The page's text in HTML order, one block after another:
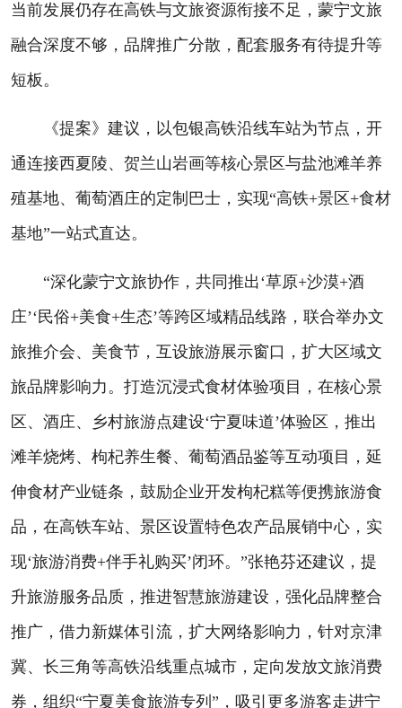
当前发展仍存在高铁与文旅资源衔接不足，蒙宁文旅
融合深度不够，品牌推广分散，配套服务有待提升等
短板。
《提案》建议，以包银高铁沿线车站为节点，开
通连接西夏陵、贺兰山岩画等核心景区与盐池滩羊养
殖基地、葡萄酒庄的定制巴士，实现“高铁+景区+食材
基地”一站式直达。
“深化蒙宁文旅协作，共同推出‘草原+沙漠+酒
庄’‘民俗+美食+生态’等跨区域精品线路，联合举办文
旅推介会、美食节，互设旅游展示窗口，扩大区域文
旅品牌影响力。打造沉浸式食材体验项目，在核心景
区、酒庄、乡村旅游点建设‘宁夏味道’体验区，推出
滩羊烧烤、枸杞养生餐、葡萄酒品鉴等互动项目，延
伸食材产业链条，鼓励企业开发枸杞糕等便携旅游食
品，在高铁车站、景区设置特色农产品展销中心，实
现‘旅游消费+伴手礼购买’闭环。”张艳芬还建议，提
升旅游服务品质，推进智慧旅游建设，强化品牌整合
推广，借力新媒体引流，扩大网络影响力，针对京津
冀、长三角等高铁沿线重点城市，定向发放文旅消费
券，组织“宁夏美食旅游专列”，吸引更多游客走进宁